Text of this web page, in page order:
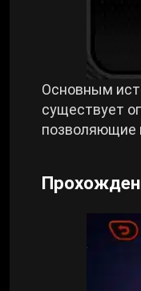
Основным
существует
позволяющие